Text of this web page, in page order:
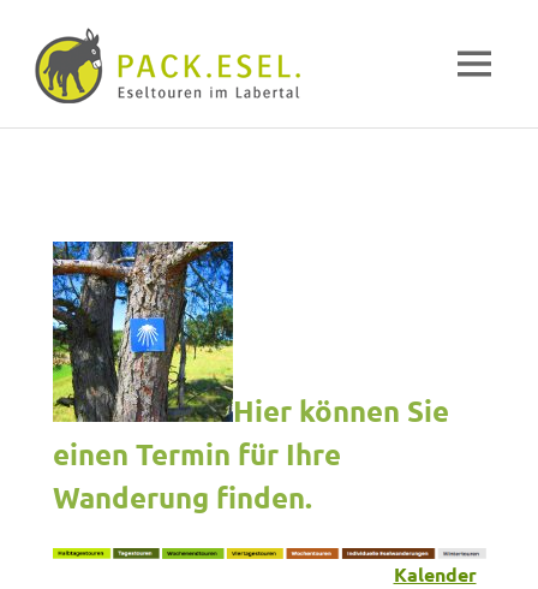
MENÜ
Hier können Sie
einen Termin für Ihre
Wanderung finden.
Kalender